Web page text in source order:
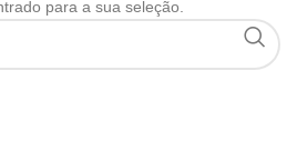
para a sua seleção.